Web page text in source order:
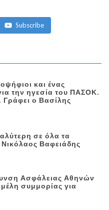
Subscribe
και ένας
την ηγεσία του ΠΑΣΟΚ.
Γράφει ο Βασίλης
σε όλα τα
Βαφειάδης
Ασφάλειας Αθηνών
συμμορίας για